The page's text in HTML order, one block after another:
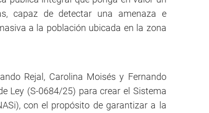
capaz de detectar una amenaza e
a la población ubicada en la zona
Rejal, Carolina Moisés y Fernando
Ley (S-0684/25) para crear el Sistema
con el propósito de garantizar a la